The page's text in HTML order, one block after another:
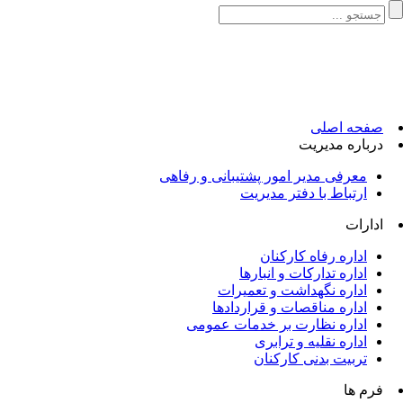
صفحه اصلی
درباره مدیریت
معرفی مدیر امور پشتیبانی و رفاهی
ارتباط با دفتر مدیریت
ادارات
اداره رفاه کارکنان
اداره تدارکات و انبارها
اداره نگهداشت و تعمیرات
اداره مناقصات و قراردادها
اداره نظارت بر خدمات عمومی
اداره نقلیه و ترابری
تربیت بدنی کارکنان
فرم ها